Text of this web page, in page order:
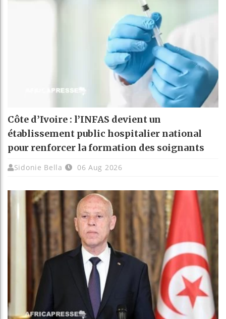
Côte d’Ivoire : l’INFAS devient un
établissement public hospitalier national
pour renforcer la formation des soignants
Sidonie Bella 06 Aug 2026